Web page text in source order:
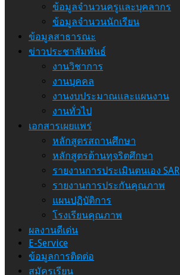
ข้อมูลจำนวนครูและบุคลากร
ข้อมูลจำนวนนักเรียน
ข้อมูลสาธารณะ
ข่าวประชาสัมพันธ์
งานวิชาการ
งานบุคคล
งานงบประมาณและแผนงาน
งานทั่วไป
เอกสารเผยแพร่
หลักสูตรสถานศึกษา
หลักสูตรต้านทุจริตศึกษา
รายงานการประเมินตนเอง SAR
รายงานการประกันคุณภาพ
แผนปฏิบัติการ
โรงเรียนคุณภาพ
ผลงานดีเด่น
E-Service
ข้อมูลการติดต่อ
สมัครเรียน